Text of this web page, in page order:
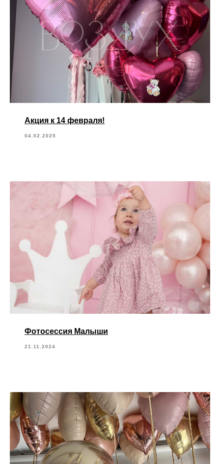
Акция к 14 февраля!
04.02.2025
Фотосессия Малыши
21.11.2024